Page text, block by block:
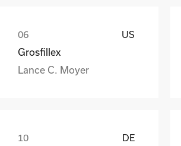
US
Grosfillex
Lance C. Moyer
DE